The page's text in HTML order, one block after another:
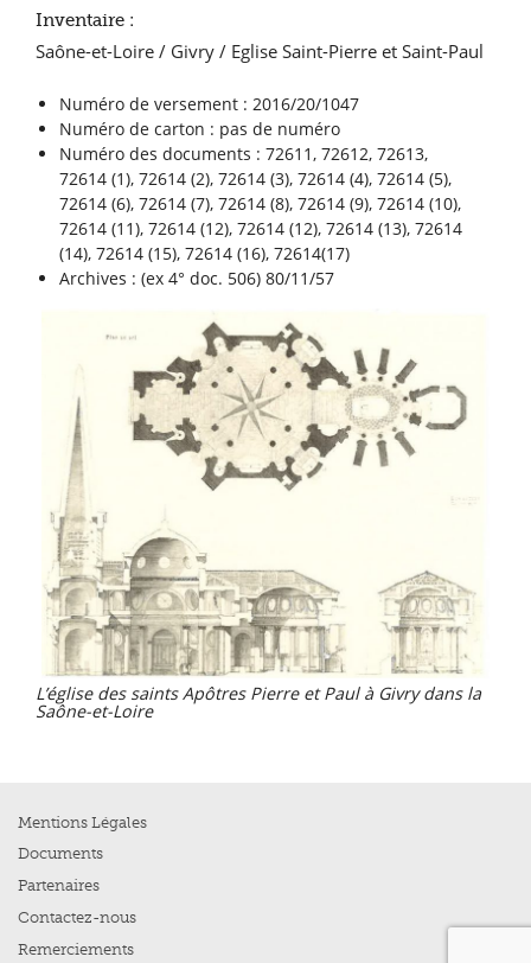
Inventaire :
Saône-et-Loire / Givry / Eglise Saint-Pierre et Saint-Paul
Numéro de versement : 2016/20/1047
Numéro de carton : pas de numéro
Numéro des documents : 72611, 72612, 72613,
72614 (1), 72614 (2), 72614 (3), 72614 (4), 72614 (5),
72614 (6), 72614 (7), 72614 (8), 72614 (9), 72614 (10),
72614 (11), 72614 (12), 72614 (12), 72614 (13), 72614
(14), 72614 (15), 72614 (16), 72614(17)
Archives : (ex 4° doc. 506) 80/11/57
L’église des saints Apôtres Pierre et Paul à Givry dans la
Saône-et-Loire
Mentions Légales
Documents
Partenaires
Contactez-nous
Remerciements